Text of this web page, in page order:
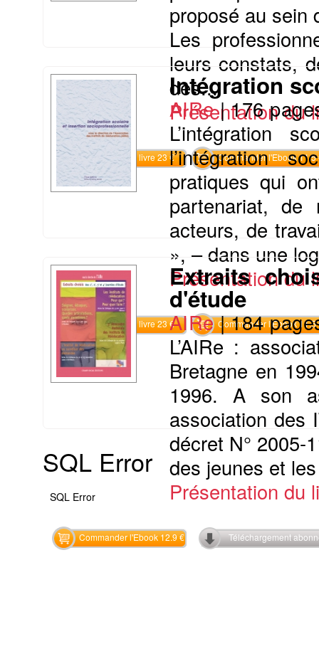
proposé au sein
Les
leurs constats,
des...
Présentation du
Commander le livre 23 € Commander l'Ebook 11.5
Intégration
AIRe |176
L’intégration
l’intégration
pratiques qui
partenariat, de
acteurs, de
», – dans une
Présentation du
Commander le livre 23 € Commander l'Ebook 11.5
Extraits
d'étude
AIRe |184
L’AIRe :
Bretagne en
1996. A son
association des
décret N° 2005-
des jeunes et
Présentation du
Commander l'Ebook 12.9 € Téléchargement
SQL Error
SQL Error